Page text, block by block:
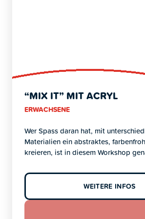
“MIX IT” MIT ACRYL
ERWACHSENE
Wer Spass daran hat, mit
Materialien ein abstraktes,
kreieren, ist in diesem Workshop
WEITERE INFOS